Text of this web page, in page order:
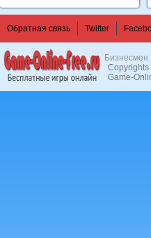
Обратная связь Twitter
Бизнесмен
Game-